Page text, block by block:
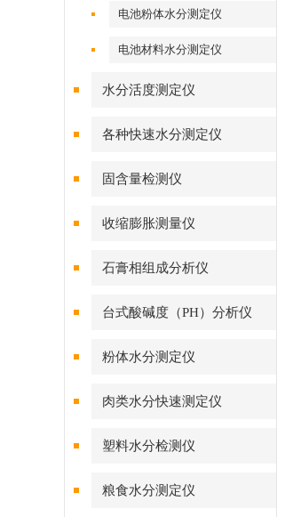
电池粉体水分测定仪
电池材料水分测定仪
水分活度测定仪
各种快速水分测定仪
固含量检测仪
收缩膨胀测量仪
石膏相组成分析仪
台式酸碱度（PH）分析仪
粉体水分测定仪
肉类水分快速测定仪
塑料水分检测仪
粮食水分测定仪